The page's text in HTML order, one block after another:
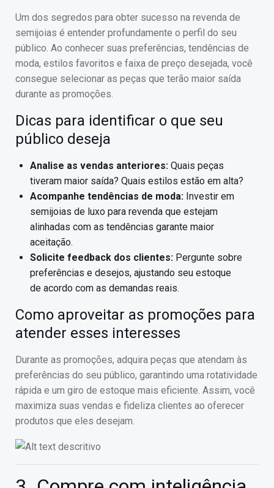
Um dos segredos para obter sucesso na revenda de
semijoias é entender profundamente o perfil do seu
público. Ao conhecer suas preferências, tendências de
moda, estilos favoritos e faixa de preço desejada, você
consegue selecionar as peças que terão maior saída
durante as promoções.
Dicas para identificar o que seu
público deseja
Analise as vendas anteriores: Quais peças
tiveram maior saída? Quais estilos estão em alta?
Acompanhe tendências de moda: Investir em
semijoias de luxo para revenda que estejam
alinhadas com as tendências garante maior
aceitação.
Solicite feedback dos clientes: Pergunte sobre
preferências e desejos, ajustando seu estoque
de acordo com as demandas reais.
Como aproveitar as promoções para
atender esses interesses
Durante as promoções, adquira peças que atendam às
preferências do seu público, garantindo uma rotatividade
rápida e um giro de estoque mais eficiente. Assim, você
maximiza suas vendas e fideliza clientes ao oferecer
produtos que eles desejam.